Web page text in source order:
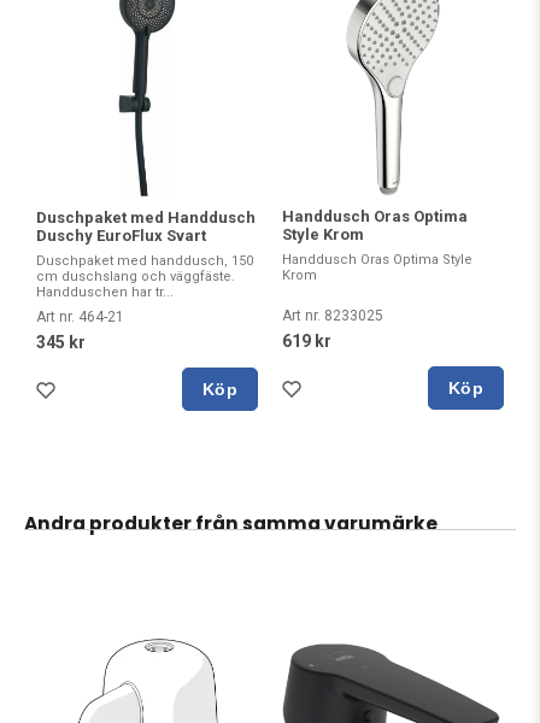
Duschpaket med Handdusch
Duschy EuroFlux Svart
Duschpaket med handdusch, 150
cm duschslang och väggfäste.
Handduschen har tr...
Art nr. 464-21
345 kr
Köp
Handdusch Oras Optima
Style Krom
Handdusch Oras Optima Style
Krom
Art nr. 8233025
619 kr
Köp
Andra produkter från samma varumärke